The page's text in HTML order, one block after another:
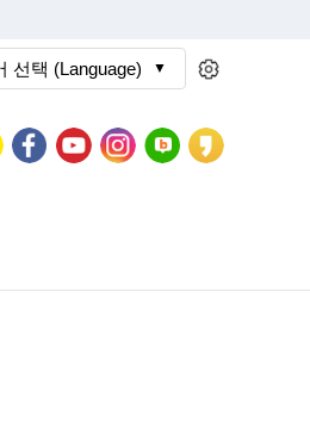
선택 (Language)